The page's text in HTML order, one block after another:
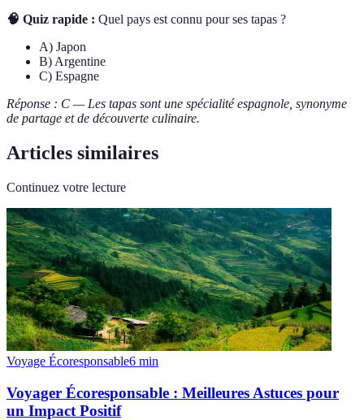
🧠 Quiz rapide : Quel pays est connu pour ses tapas ?
A) Japon
B) Argentine
C) Espagne
Réponse : C — Les tapas sont une spécialité espagnole, synonyme
de partage et de découverte culinaire.
Articles similaires
Continuez votre lecture
Voyage Écoresponsable6 min
Voyager Écoresponsable : Meilleures Astuces pour
un Impact Positif